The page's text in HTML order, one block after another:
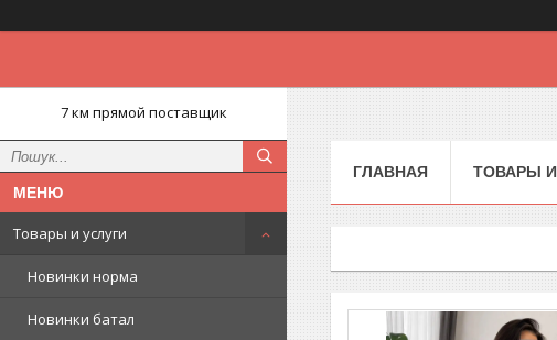
7 км прямой поставщик
Товары и услуги
Новинки норма
Новинки батал
ГЛАВНАЯ ТОВАРЫ